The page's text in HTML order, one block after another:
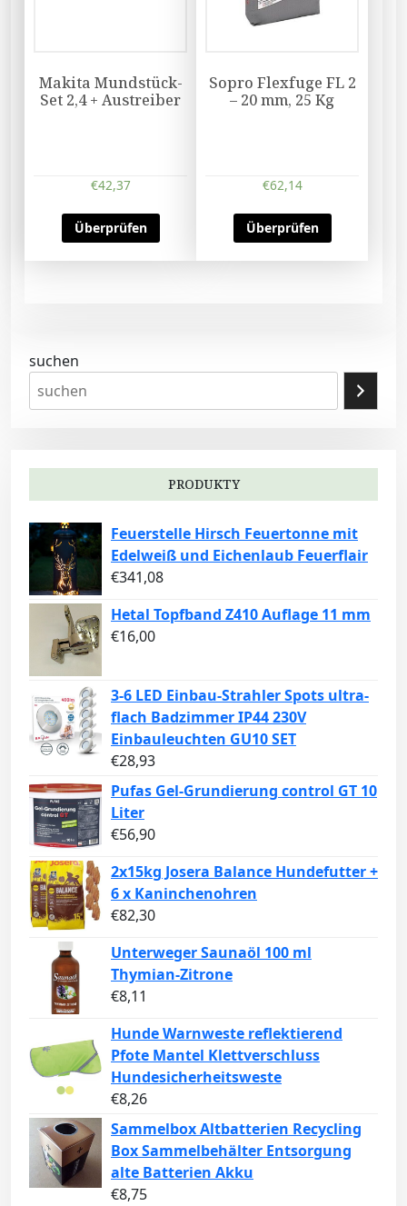
Makita Mundstück-
Set 2,4 + Austreiber
€42,37
Überprüfen
Sopro Flexfuge FL 2
– 20 mm, 25 Kg
€62,14
Überprüfen
suchen
PRODUKTY
Feuerstelle Hirsch Feuertonne mit
Edelweiß und Eichenlaub Feuerflair
€341,08
Hetal Topfband Z410 Auflage 11 mm
€16,00
3-6 LED Einbau-Strahler Spots ultra-
flach Badzimmer IP44 230V
Einbauleuchten GU10 SET
€28,93
Pufas Gel-Grundierung control GT 10
Liter
€56,90
2x15kg Josera Balance Hundefutter +
6 x Kaninchenohren
€82,30
Unterweger Saunaöl 100 ml
Thymian-Zitrone
€8,11
Hunde Warnweste reflektierend
Pfote Mantel Klettverschluss
Hundesicherheitsweste
€8,26
Sammelbox Altbatterien Recycling
Box Sammelbehälter Entsorgung
alte Batterien Akku
€8,75